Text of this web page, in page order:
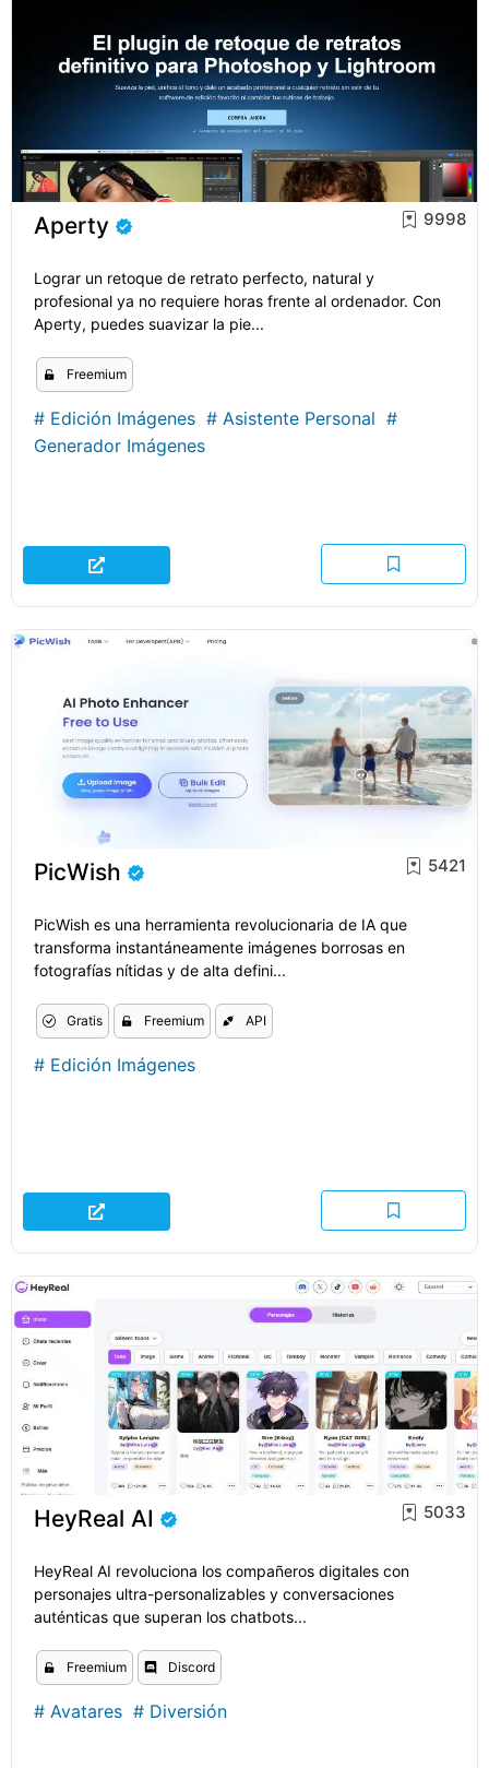
Aperty 9998
Lograr un retoque de retrato perfecto, natural y
profesional ya no requiere horas frente al ordenador. Con
Aperty, puedes suavizar la pie...
Freemium
# Edición Imágenes # Asistente Personal #
Generador Imágenes
PicWish 5421
PicWish es una herramienta revolucionaria de IA que
transforma instantáneamente imágenes borrosas en
fotografías nítidas y de alta defini...
Gratis Freemium API
# Edición Imágenes
HeyReal AI 5033
HeyReal AI revoluciona los compañeros digitales con
personajes ultra-personalizables y conversaciones
auténticas que superan los chatbots...
Freemium Discord
# Avatares # Diversión